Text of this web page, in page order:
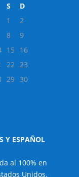
S
D
1
2
8
9
15
16
22
23
29 30
Y ESPAÑOL
al 100% en
Unidos.